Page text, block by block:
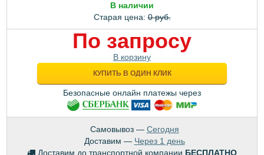
В наличии
Старая цена:0 руб.
По запросу
В корзину
КУПИТЬ В ОДИН КЛИК
Безопасные онлайн платежы через
Самовывоз — Сегодня
Доставим — Через 1 день
Доставим до транспортной компании БЕСПЛАТНО